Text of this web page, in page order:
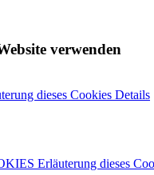
verwenden
dieses Cookies Details
Erläuterung dieses